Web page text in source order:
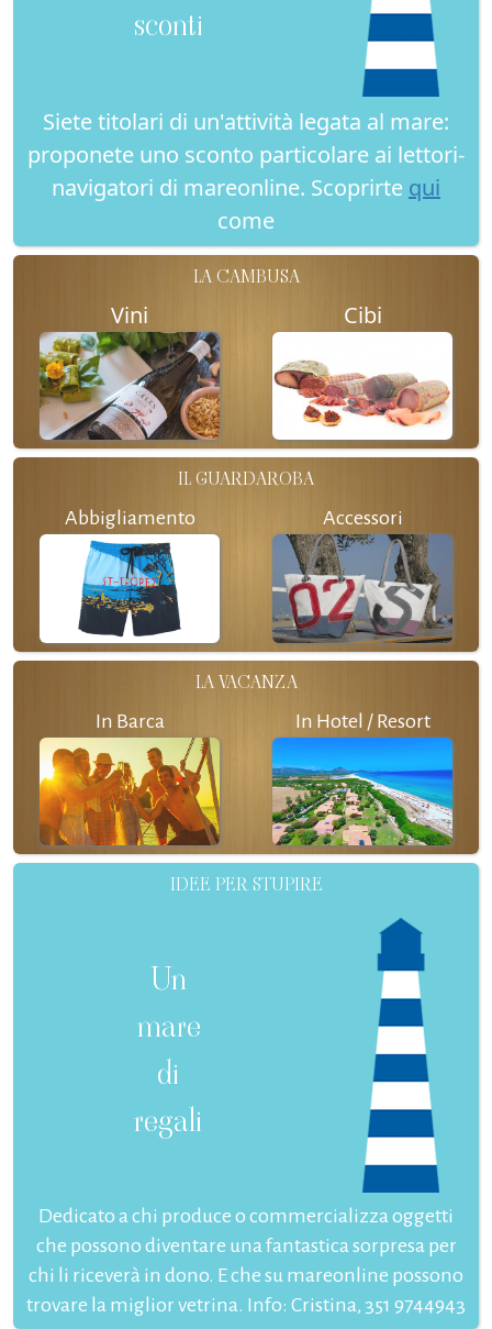
sconti
Siete titolari di un'attività legata al mare:
proponete uno sconto particolare ai lettori-
navigatori di mareonline. Scoprirte qui
come
LA CAMBUSA
Vini Cibi
IL GUARDAROBA
Abbigliamento Accessori
LA VACANZA
In Barca In Hotel / Resort
IDEE PER STUPIRE
Un
mare
di
regali
Dedicato a chi produce o commercializza oggetti
che possono diventare una fantastica sorpresa per
chi li riceverà in dono. E che su mareonline possono
trovare la miglior vetrina. Info: Cristina, 351 9744943